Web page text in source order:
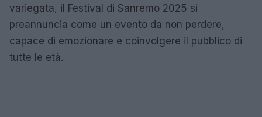
variegata, il Festival di Sanremo 2025 si
preannuncia come un evento da non perdere,
capace di emozionare e coinvolgere il pubblico di
tutte le età.